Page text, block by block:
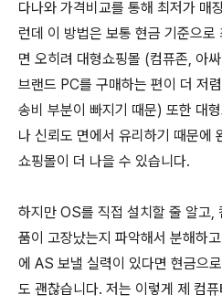
다나와 가격비교를 통해 최저가 매
런데 이 방법은 보통 현금 기준으
면 오히려 대형쇼핑몰 (컴퓨존, 아
브랜드 PC를 구매하는 편이 더 저
송비 부분이 빠지기 때문) 또한 대
나 신뢰도 면에서 유리하기 때문에
쇼핑몰이 더 나을 수 있습니다.
하지만 OS를 직접 설치할 줄 알고,
품이 고장났는지 파악해서 분해하
에 AS 보낼 실력이 있다면 현금으
도 괜찮습니다. 저는 이렇게 제 컴